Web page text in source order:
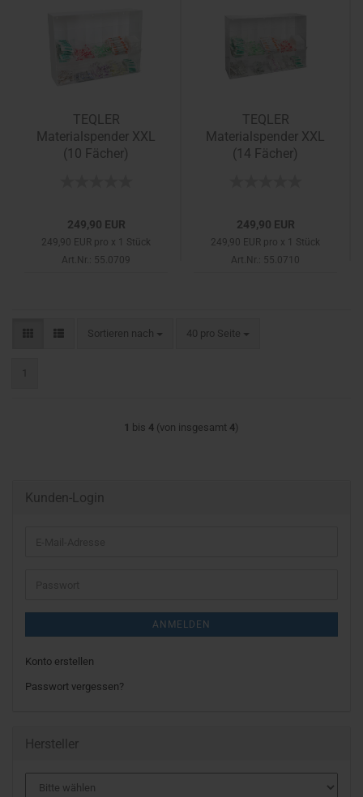
TEQLER
Materialspender XXL
(10 Fächer)
249,90 EUR
249,90 EUR pro x 1 Stück
Art.Nr.: 55.0709
TEQLER
Materialspender XXL
(14 Fächer)
249,90 EUR
249,90 EUR pro x 1 Stück
Art.Nr.: 55.0710
Sortieren nach
Sortieren nach 40 pro Seite
pro Seite
1 bis 4 (von insgesamt 4)
Kunden-Login
ANMELDEN
Konto erstellen
Passwort vergessen?
Hersteller